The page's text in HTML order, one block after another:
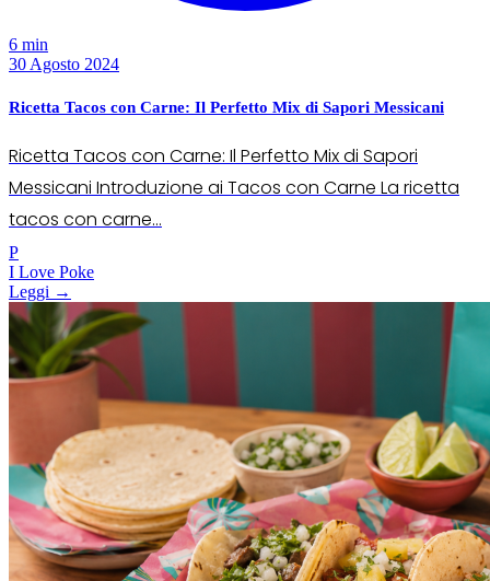
6 min
30 Agosto 2024
Ricetta Tacos con Carne: Il Perfetto Mix di Sapori Messicani
Ricetta Tacos con Carne: Il Perfetto Mix di Sapori
Messicani Introduzione ai Tacos con Carne La ricetta
tacos con carne...
P
I Love Poke
Leggi →